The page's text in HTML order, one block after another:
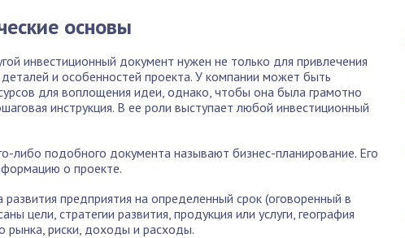
основы
инвестиционный документ нужен не только для привлечения
и особенностей проекта. У компании может быть
для воплощения идеи, однако, чтобы она была грамотно
инструкция. В ее роли выступает любой инвестиционный
либо подобного документа называют бизнес-планирование. Его
о проекте.
предприятия на определенный срок (оговоренный в
цели, стратегии развития, продукция или услуги, география
рынка, риски, доходы и расходы.